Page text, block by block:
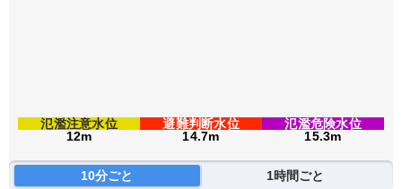
氾濫注意水位
12m
避難判断水位
14.7m
氾濫危険水位
15.3m
10分ごと 1時間ごと